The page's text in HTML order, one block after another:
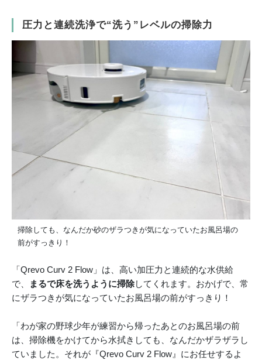
圧力と連続洗浄で“洗う”レベルの掃除力
掃除しても、なんだか砂のザラつきが気になっていたお風呂場の
前がすっきり！
「Qrevo Curv 2 Flow」は、高い加圧力と連続的な水供給
で、
まるで床を洗うように掃除してくれます。おかげで、常
にザラつきが気になっていたお風呂場の前がすっきり！
「わが家の野球少年が練習から帰ったあとのお風呂場の前
は、掃除機をかけてから水拭きしても、なんだかザラザラし
ていました。それが『Qrevo Curv 2 Flow』にお任せするよ